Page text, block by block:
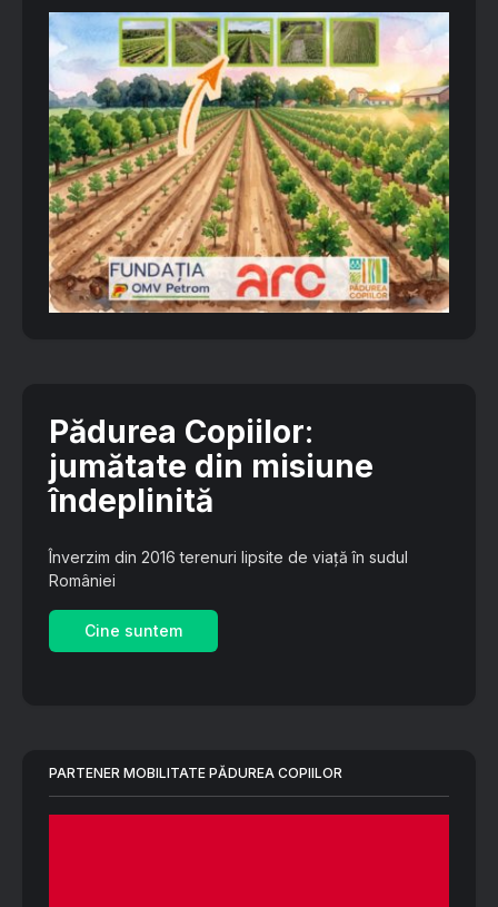
Pădurea Copiilor:
jumătate din misiune
îndeplinită
Înverzim din 2016 terenuri lipsite de viață în sudul
României
Cine suntem
PARTENER MOBILITATE PĂDUREA COPIILOR